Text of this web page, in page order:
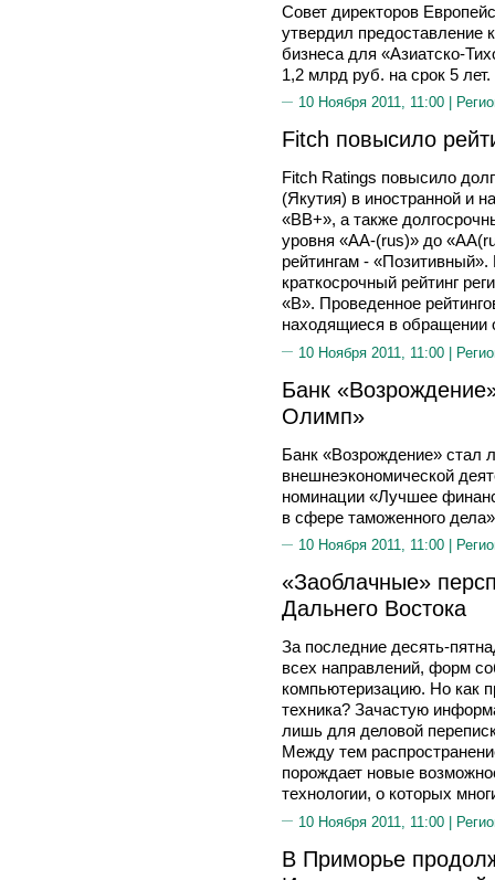
Совет директоров
утвердил предоставление
бизнеса для «Азиатско-
1,2 млрд руб. на срок 5 лет.
10 Ноября 2011, 11:00 |
Fitch повысило
Fitch Ratings повысило
(Якутия) в иностранной и
«BB+», а также
уровня «AA-(rus)» до
рейтингам - «Позитивный».
краткосрочный рейтинг
«B». Проведенное
находящиеся в обращении
10 Ноября 2011, 11:00 |
Банк
Олимп»
Банк «Возрождение» стал
внешнеэкономической
номинации «Лучшее
в сфере таможенного
10 Ноября 2011, 11:00 |
«Заоблачные»
Дальнего Востока
За последние десять-
всех направлений, форм
компьютеризацию. Но как
техника? Зачастую
лишь для деловой
Между тем
порождает новые
технологии, о которых
10 Ноября 2011, 11:00 |
В Приморье